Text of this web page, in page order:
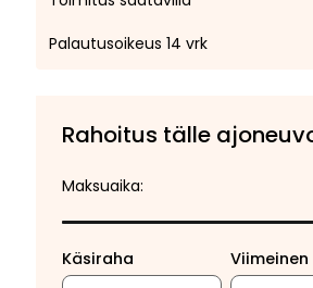
Palautusoikeus 14 vrk
Rahoitus tälle
Maksuaika:
Käsiraha
Viimeinen